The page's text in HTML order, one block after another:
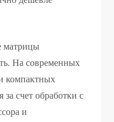
матрицы
На современных
компактных
за счет обработки с
и